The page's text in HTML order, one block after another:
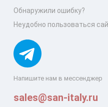
Напишите нам в мессенджер
sales@san-italy.ru
Обнаружили ошибку?
Неудобно пользоваться